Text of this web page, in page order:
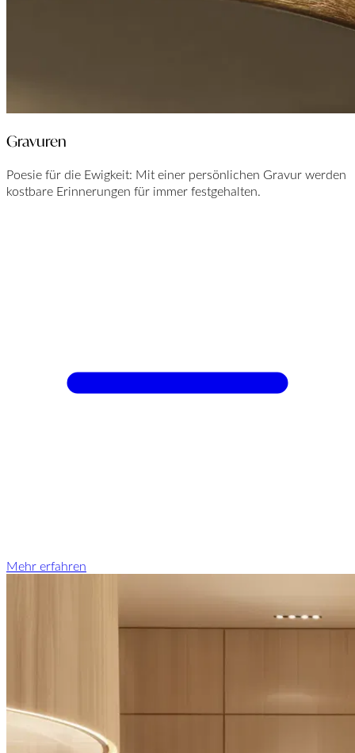
Gravuren
Poesie für die Ewigkeit: Mit einer persönlichen Gravur werden
kostbare Erinnerungen für immer festgehalten.
Mehr erfahren